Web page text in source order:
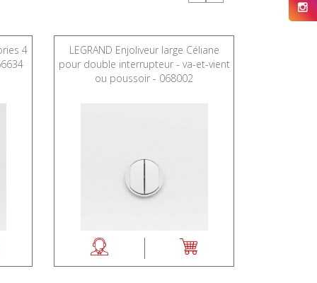
4
LEGRAND Enjoliveur large Céliane
pour double interrupteur - va-et-vient
ou poussoir - 068002